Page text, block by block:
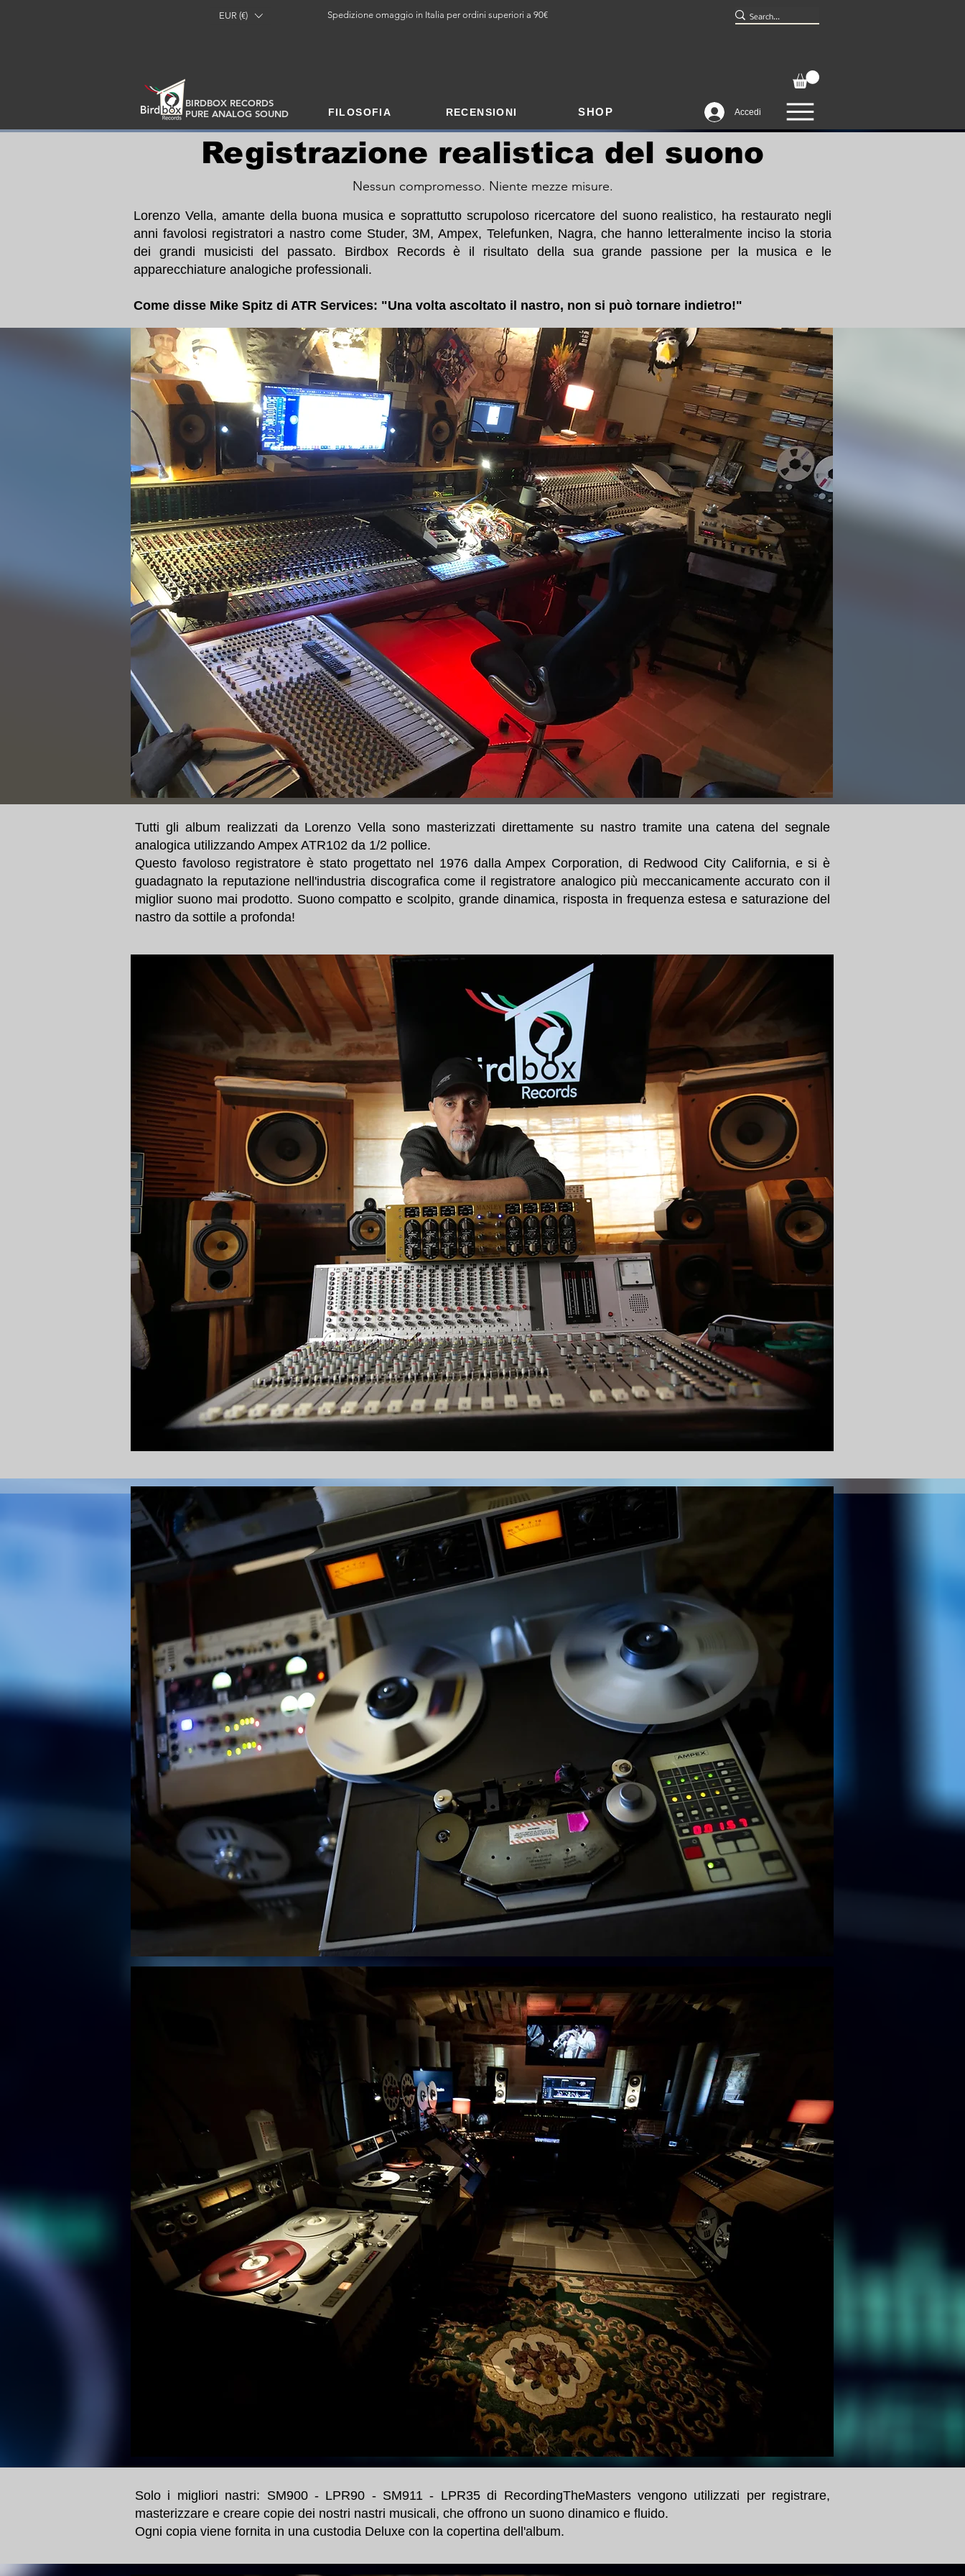
EUR (€) Spedizione omaggio in Italia per ordini superiori a 90€
BIRDBOX RECORDS
PURE ANALOG SOUND
FILOSOFIA RECENSIONI SHOP Accedi
Registrazione realistica del suono
Nessun compromesso. Niente mezze misure.
Lorenzo Vella, amante della buona musica e soprattutto scrupoloso ricercatore del suono realistico, ha restaurato negli
anni favolosi registratori a nastro come Studer, 3M, Ampex, Telefunken, Nagra, che hanno letteralmente inciso la storia
dei grandi musicisti del passato. Birdbox Records è il risultato della sua grande passione per la musica e le
apparecchiature analogiche professionali.
Come disse Mike Spitz di ATR Services: "Una volta ascoltato il nastro, non si può tornare indietro!"
Tutti gli album realizzati da Lorenzo Vella sono masterizzati direttamente su nastro tramite una catena del segnale
analogica utilizzando Ampex ATR102 da 1/2 pollice.
Questo favoloso registratore è stato progettato nel 1976 dalla Ampex Corporation, di Redwood City California, e si è
guadagnato la reputazione nell'industria discografica come il registratore analogico più meccanicamente accurato con il
miglior suono mai prodotto. Suono compatto e scolpito, grande dinamica, risposta in frequenza estesa e saturazione del
nastro da sottile a profonda!
Solo i migliori nastri: SM900 - LPR90 - SM911 - LPR35 di RecordingTheMasters vengono utilizzati per registrare,
masterizzare e creare copie dei nostri nastri musicali, che offrono un suono dinamico e fluido.
Ogni copia viene fornita in una custodia Deluxe con la copertina dell'album.